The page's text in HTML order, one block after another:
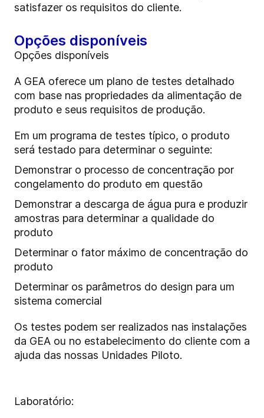
satisfazer os requisitos do cliente.
Opções disponíveis
Opções disponíveis
A GEA oferece um plano de testes detalhado
com base nas propriedades da alimentação de
produto e seus requisitos de produção.
Em um programa de testes típico, o produto
será testado para determinar o seguinte:
Demonstrar o processo de concentração por
congelamento do produto em questão
Demonstrar a descarga de água pura e produzir
amostras para determinar a qualidade do
produto
Determinar o fator máximo de concentração do
produto
Determinar os parâmetros do design para um
sistema comercial
Os testes podem ser realizados nas instalações
da GEA ou no estabelecimento do cliente com a
ajuda das nossas Unidades Piloto.
Laboratório: